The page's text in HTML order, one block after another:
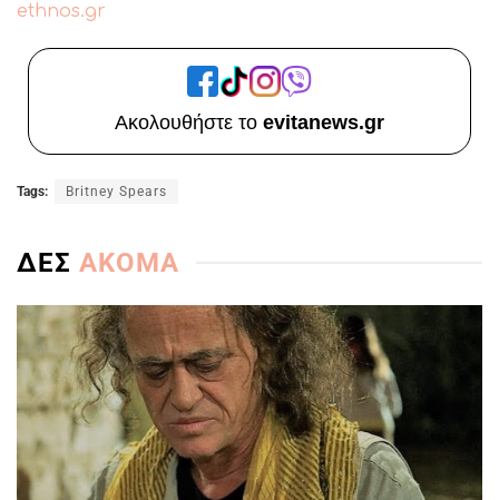
ethnos.gr
Ακολουθήστε το evitanews.gr
Tags: Britney Spears
ΔΕΣ ΑΚΟΜΑ